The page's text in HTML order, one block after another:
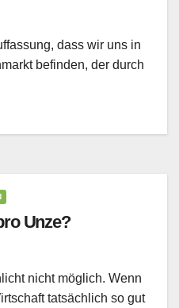
dass wir uns in
befinden, der durch
Unze?
nicht möglich. Wenn
tatsächlich so gut